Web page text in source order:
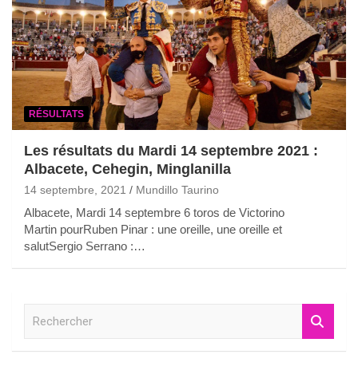
RÉSULTATS
Les résultats du Mardi 14 septembre 2021 :
Albacete, Cehegin, Minglanilla
14 septembre, 2021 Mundillo Taurino
Albacete, Mardi 14 septembre 6 toros de Victorino
Martin pourRuben Pinar : une oreille, une oreille et
salutSergio Serrano :…